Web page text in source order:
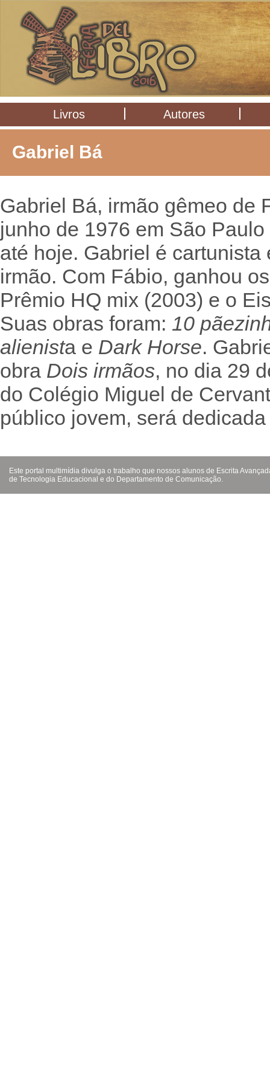
Livros Autores
Gabriel Bá
Gabriel Bá, irmão gêmeo de
junho de 1976 em São
até hoje. Gabriel é
irmão. Com Fábio, ganhou
Prêmio HQ mix (2003) e o
Suas obras foram: 10
alienista e Dark Horse.
obra Dois irmãos, no dia 29
do Colégio Miguel de
público jovem, será
Este portal multimídia divulga o trabalho que nossos alunos de Escrita
de Tecnologia Educacional e do Departamento de Comunicação.